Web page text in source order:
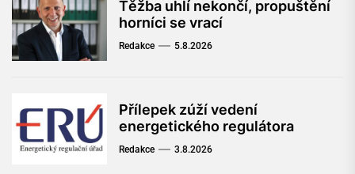
Těžba uhlí nekončí, propuštění
horníci se vrací
Redakce 5.8.2026
Přílepek zúží vedení
energetického regulátora
Redakce 3.8.2026